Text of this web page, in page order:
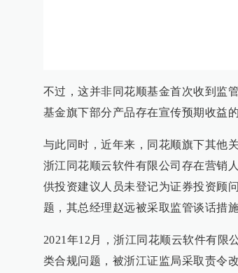
不过，这并非同花顺基金首次收到监
基金旗下部分产品存在宣传预期收益
与此同时，近年来，同花顺旗下其他
浙江同花顺云软件有限公司存在营销
供投资建议人员未登记为证券投资顾
题，其总经理赵远被采取监管谈话措施
2021年12月，浙江同花顺云软件有限
类合规问题，被浙江证监局采取责令